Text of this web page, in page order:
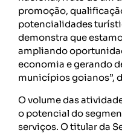
promoção,
potencialidades
demonstra que
ampliando
economia e gerando
municípios goianos”,
O volume das
o potencial do
serviços. O titular da